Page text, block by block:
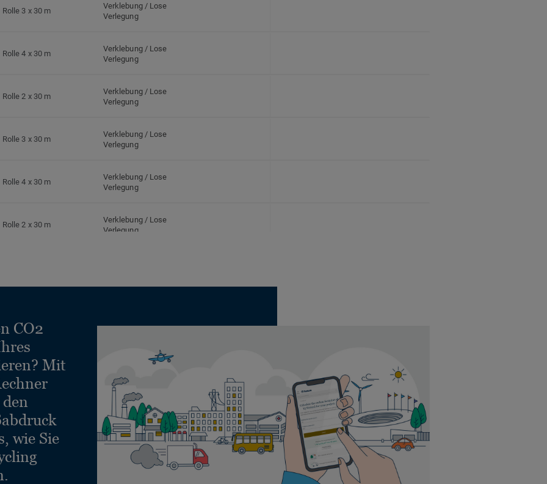
Rolle 3 x 30 m
Verklebung / Lose
Verlegung
Rolle 4 x 30 m
Verklebung / Lose
Verlegung
Rolle 2 x 30 m
Verklebung / Lose
Verlegung
Rolle 3 x 30 m
Verklebung / Lose
Verlegung
Rolle 4 x 30 m
Verklebung / Lose
Verlegung
Rolle 2 x 30 m
Verklebung / Lose
Verlegung
Rolle 2 x 30 m
Verklebung / Lose
Rolle 3 x 30 m
Verklebung / Lose
Verlegung
CO2
Mit
wie Sie